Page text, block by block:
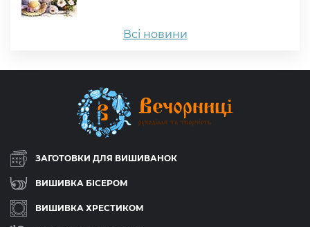
Всі новини
ЗАГОТОВКИ ДЛЯ ВИШИВАНОК
ВИШИВКА БІСЕРОМ
ВИШИВКА ХРЕСТИКОМ